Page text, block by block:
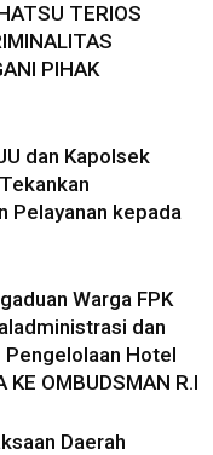
TERIOS
PIHAK
dan Kapolsek
Pelayanan kepada
Warga FPK
dan
Hotel
KE OMBUDSMAN R.I
Daerah